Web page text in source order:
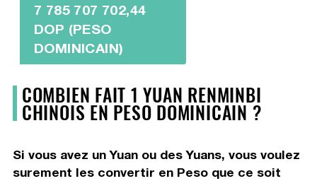
7 785 707 702,44
DOP (PESO
DOMINICAIN)
COMBIEN FAIT 1 YUAN RENMINBI
CHINOIS EN PESO DOMINICAIN ?
Si vous avez un Yuan ou des Yuans, vous voulez
surement les convertir en Peso que ce soit